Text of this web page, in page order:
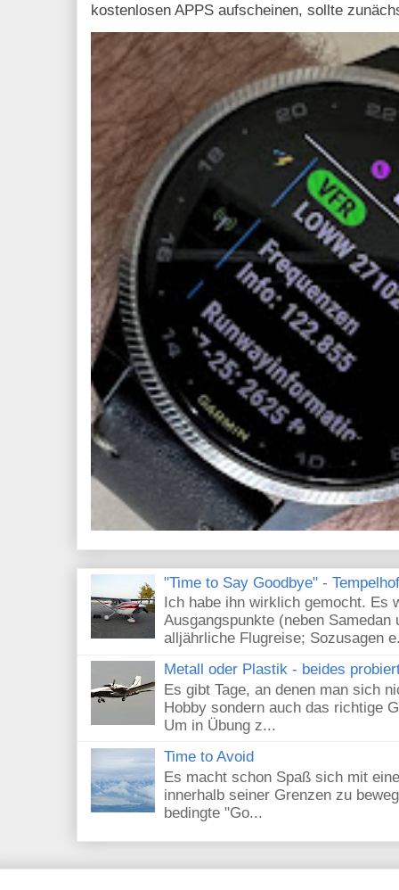
kostenlosen APPS aufscheinen, sollte
"Time to Say Goodbye" -
Ich habe ihn wirklich gemocht. Es
Ausgangspunkte (neben Samedan
alljährliche Flugreise; Sozusagen
Metall oder Plastik - beides
Es gibt Tage, an denen man sich
Hobby sondern auch das richtige
Um in Übung z...
Time to Avoid
Es macht schon Spaß sich mit
innerhalb seiner Grenzen zu
bedingte "Go...